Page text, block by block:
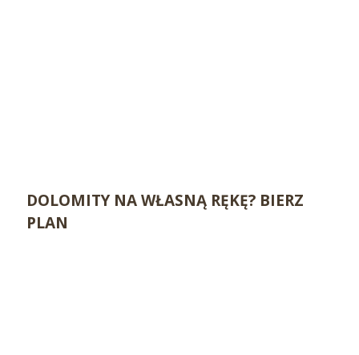
DOLOMITY NA WŁASNĄ RĘKĘ? BIERZ
PLAN